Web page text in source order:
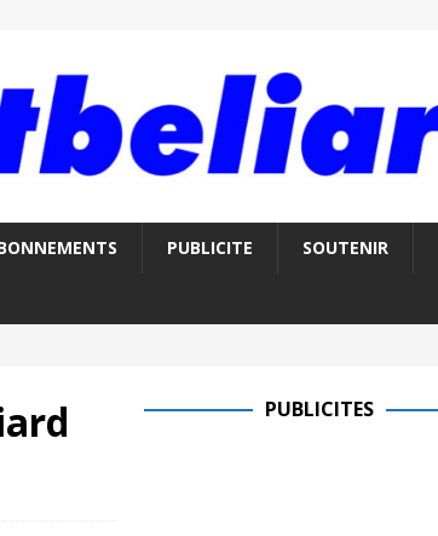
PUBLICITE SOUTENIR
PUBLICITES